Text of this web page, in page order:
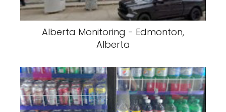
Alberta Monitoring - Edmonton,
Alberta